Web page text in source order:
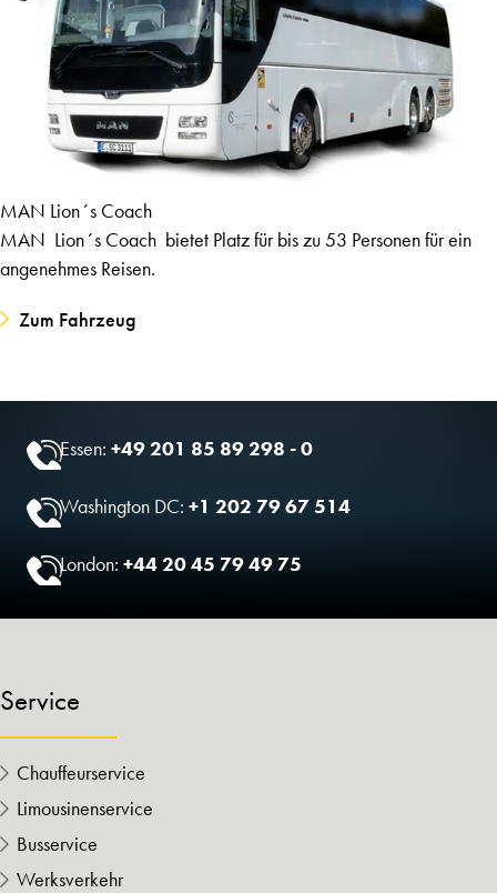
MAN Lion´s Coach
MAN Lion´s Coach bietet Platz für bis zu 53 Personen für ein
angenehmes Reisen.
Zum Fahrzeug
Essen:+49 201 85 89 298 - 0
Washington DC:+1 202 79 67 514
London:+44 20 45 79 49 75
Service
Chauffeurservice
Limousinenservice
Busservice
Werksverkehr